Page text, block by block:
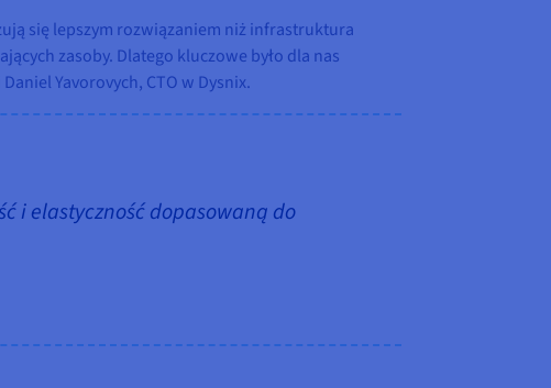
się lepszym rozwiązaniem niż infrastruktura
zasoby. Dlatego kluczowe było dla nas
Yavorovych, CTO w Dysnix.
i elastyczność dopasowaną do